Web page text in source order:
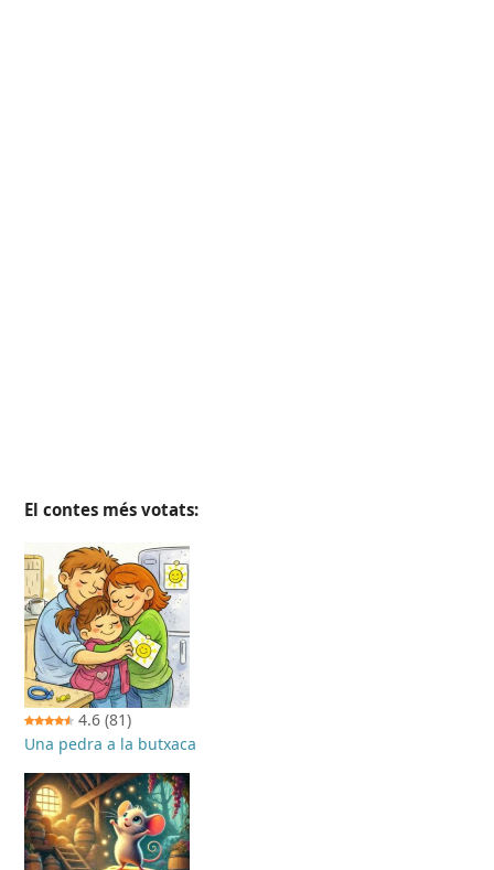
El contes més votats:
4.6 (81)
Una pedra a la butxaca